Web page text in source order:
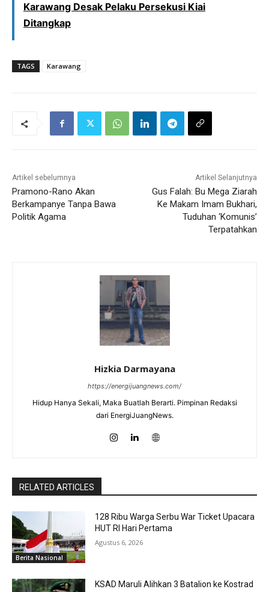
Karawang Desak Pelaku Persekusi Kiai
Ditangkap
TAGS Karawang
Artikel sebelumnya
Pramono-Rano Akan
Berkampanye Tanpa Bawa
Politik Agama
Artikel Selanjutnya
Gus Falah: Bu Mega Ziarah
Ke Makam Imam Bukhari,
Tuduhan ‘Komunis’
Terpatahkan
Hizkia Darmayana
https://energijuangnews.com/
Hidup Hanya Sekali, Maka Buatlah Berarti. Pimpinan Redaksi
dari EnergiJuangNews.
RELATED ARTICLES
Berita Nasional
128 Ribu Warga Serbu War Ticket Upacara
HUT RI Hari Pertama
Agustus 6, 2026
KSAD Maruli Alihkan 3 Batalion ke Kostrad